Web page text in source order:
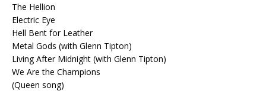
The Hellion
Electric Eye
Hell Bent for Leather
Metal Gods (with Glenn Tipton)
Living After Midnight (with Glenn Tipton)
We Are the Champions
(Queen song)